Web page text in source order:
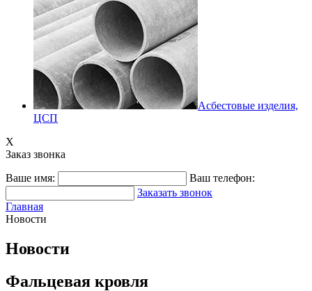
Асбестовые изделия,
ЦСП
X
Заказ звонка
Ваше имя:
Ваш телефон:
Заказать звонок
Главная
Новости
Новости
Фальцевая кровля